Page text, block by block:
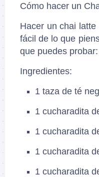
Cómo hacer un
Hacer un chai
fácil de lo que
que puedes probar:
Ingredientes:
1 taza de té
1 cucharadita
1 cucharadita
1 cucharadita
1 cucharadita